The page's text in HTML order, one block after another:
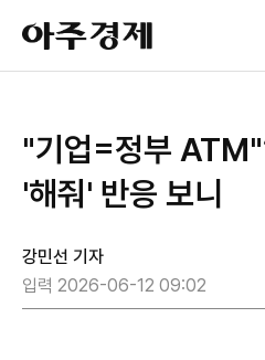
아
주
경
"기업=정부
'해줘' 반응 보니
강민선 기자
입력 2026-06-12 09:02